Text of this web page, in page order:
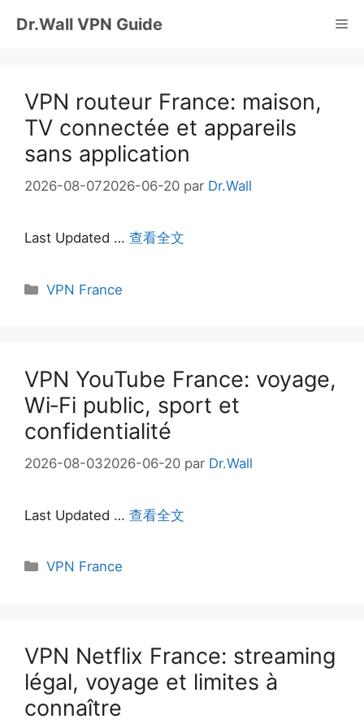
Dr.Wall VPN Guide
VPN routeur France: maison,
TV connectée et appareils
sans application
2026-08-072026-06-20 par Dr.Wall
Last Updated … 查看全文
Catégories
VPN France
VPN YouTube France: voyage,
Wi‑Fi public, sport et
confidentialité
2026-08-032026-06-20 par Dr.Wall
Last Updated … 查看全文
Catégories
VPN France
VPN Netflix France: streaming
légal, voyage et limites à
connaître